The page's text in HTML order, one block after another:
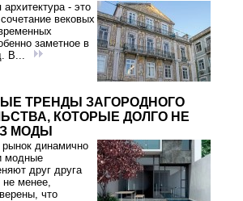
архитектура - это
вековых
заметное в
В...
ТРЕНДЫ ЗАГОРОДНОГО
КОТОРЫЕ ДОЛГО НЕ
МОДЫ
динамично
модные
друг друга
не менее,
что